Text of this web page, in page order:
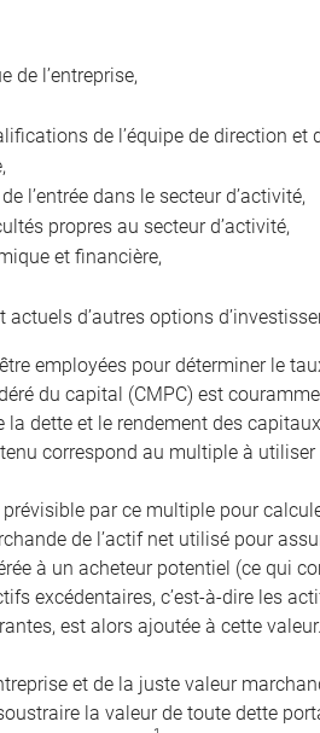
de l’entreprise,
de l’équipe de direction et
l’entrée dans le secteur d’activité,
propres au secteur d’activité,
et financière,
actuels d’autres options
employées pour déterminer le
du capital (CMPC) est
la dette et le rendement des
correspond au multiple à utiliser
par ce multiple pour
de l’actif net utilisé pour
à un acheteur potentiel (ce qui
excédentaires, c’est-à-dire les
est alors ajoutée à cette valeur.
et de la juste valeur
la valeur de toute dette